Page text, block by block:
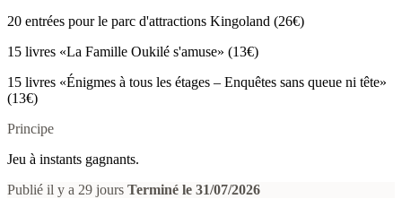
20 entrées pour le parc d'attractions Kingoland (26€)
15 livres «La Famille Oukilé s'amuse» (13€)
15 livres «Énigmes à tous les étages – Enquêtes sans queue ni tête»
(13€)
Principe
Jeu à instants gagnants.
Publié il y a 29 jours Terminé le 31/07/2026